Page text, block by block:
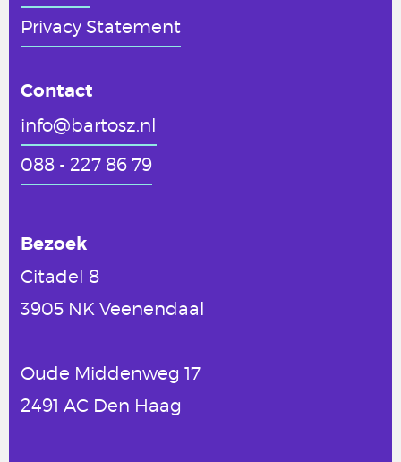
Privacy Statement
Contact
info@bartosz.nl
088 - 227 86 79
Bezoek
Citadel 8
3905 NK Veenendaal
Oude Middenweg 17
2491 AC Den Haag